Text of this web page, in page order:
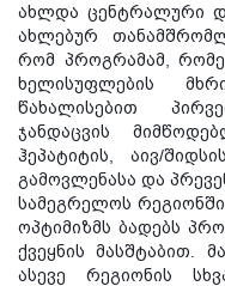
ახლდა ცენტრალური
ახლებურ
რომ პროგრამამ,
ხელისუფლების
წახალისებით
ჯანდაცვის
ჰეპატიტის, აივ/
გამოვლენასა და
სამეგრელოს
ოპტიმიზმს ბადებს
ქვეყნის მასშტაბით.
ასევე რეგიონის